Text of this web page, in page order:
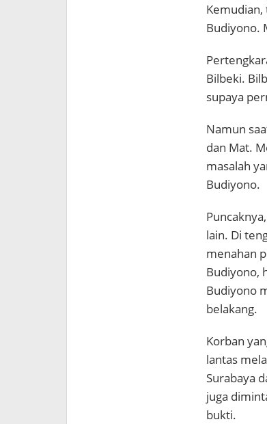
Kemudian,
Budiyono.
Bilbeki.
supaya
Namun
dan Mat.
masalah
Budiyono.
lain. Di
menahan
Budiyono,
Budiyono
belakang.
Korban
lantas
Surabaya
juga
bukti.